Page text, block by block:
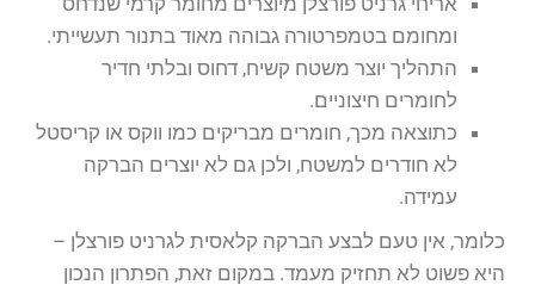
ומחומם בטמפרטורה גבוהה מאוד בתנור תעשייתי.
התהליך יוצר משטח קשיח, דחוס ובלתי חדיר
לחומרים חיצוניים.
כתוצאה מכך, חומרים מבריקים כמו ווקס או קריסטל
לא חודרים למשטח, ולכן גם לא יוצרים הברקה
עמידה.
כלומר, אין טעם לבצע הברקה קלאסית לגרניט פורצלן –
היא פשוט לא תחזיק מעמד. במקום זאת, הפתרון הנכון